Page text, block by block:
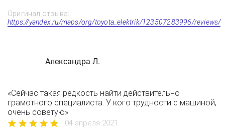
Оригинал отзыва:
https://yandex.ru/maps/org/toyota_elektrik/123507283996/reviews/
Александра Л.
«Сейчас такая редкость найти действительно
грамотного специалиста. У кого трудности с машиной,
очень советую»
04 апреля 2021